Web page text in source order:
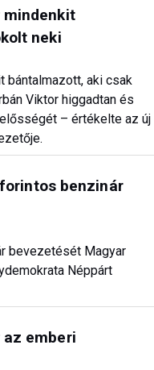
mindenkit
neki
bántalmazott, aki csak
Viktor higgadtan és
– értékelte az új
benzinár
bevezetését Magyar
Néppárt
az emberi